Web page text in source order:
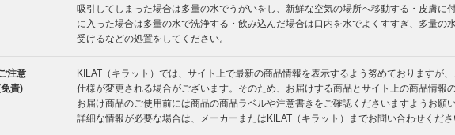
吸引してしまった場合は多量の水でうがいをし、新鮮な空気の場所へ移動する・皮膚に
に入った場合は多量の水で洗浄する・飲み込んだ場合は口内を水でよくすすぎ、多量の
受けるなどの処置をしてください。
注意
責)
KILAT（キラット）では、サイト上で最新の商品情報を表示するよう努めておりますが
仕様が変更される場合がございます。そのため、お届けする商品とサイト上の商品情報
お届け商品のご使用前には商品の商品ラベルや注意書きをご確認くださいますようお願
詳細な情報が必要な場合は、メーカーまたはKILAT（キラット）までお問い合わせくださ